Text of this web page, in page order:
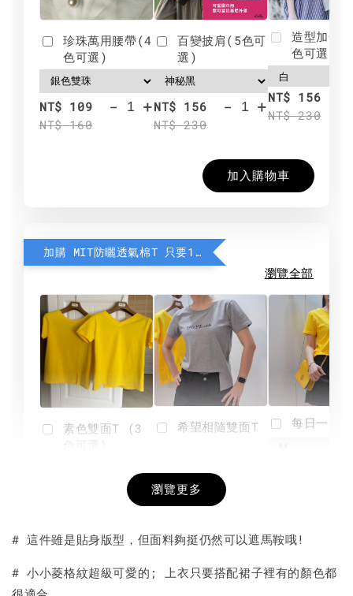
珍珠萬用腰帶(4
色可選)
NT$ 109
NT$ 160
- +
百變披肩(5色可
選)
NT$ 156
NT$ 230
- +
造型加分
色可選)
NT$ 156
NT$ 230
加入購物車
加購 MIT防曬透氣棉T 只要190元
瀏覽全部
素色雙面T (3
+
希望相隨雙面T
NT$ 190
-
每日一笑
瀏覽更多
# 這件雖是貼身版型，但面料夠挺仍然可以遮馬鞍哦!
# 小小菱格紋超級可愛的; 上衣只要搭配裙子裡有的顏色都